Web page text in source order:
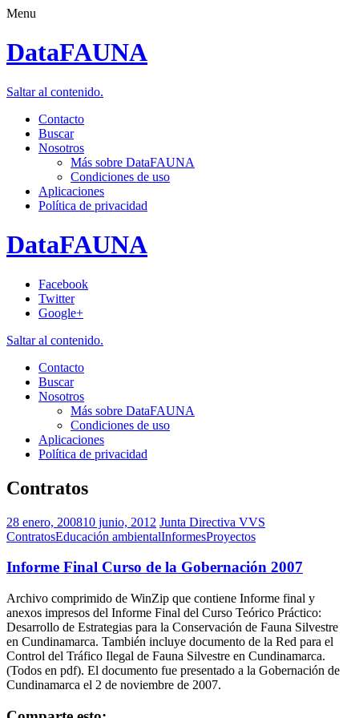
Menu
DataFAUNA
Saltar al contenido.
Contacto
Buscar
Nosotros
Más sobre DataFAUNA
Condiciones de uso
Aplicaciones
Política de privacidad
DataFAUNA
Facebook
Twitter
Google+
Saltar al contenido.
Contacto
Buscar
Nosotros
Más sobre DataFAUNA
Condiciones de uso
Aplicaciones
Política de privacidad
Contratos
28 enero, 200810 junio, 2012 Junta Directiva VVS
ContratosEducación ambientalInformesProyectos
Informe Final Curso de la Gobernación 2007
Archivo comprimido de WinZip que contiene Informe final y
anexos impresos del Informe Final del Curso Teórico Práctico:
Desarrollo de Estrategias para la Conservación de Fauna Silvestre
en Cundinamarca. También incluye documento de la Red para el
Control del Tráfico Ilegal de Fauna Silvestre en Cundinamarca.
(Todos en pdf). El documento fue presentado a la Gobernación de
Cundinamarca el 2 de noviembre de 2007.